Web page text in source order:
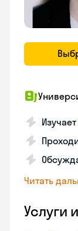
Читать
Услуги